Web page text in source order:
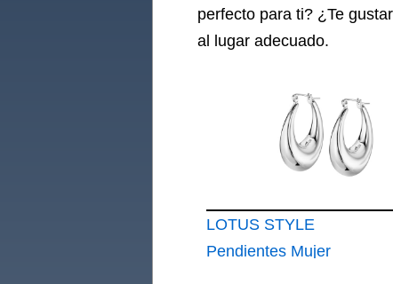
perfecto para ti? ¿Te
al lugar adecuado.
LOTUS STYLE
Pendientes Mujer